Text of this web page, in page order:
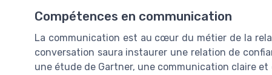
Compétences en communication
La communication est au cœur du métier de la
conversation saura instaurer une relation de
une étude de Gartner, une communication claire